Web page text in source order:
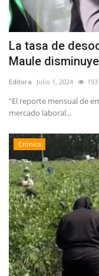
La tasa de
Maule
Editora Julio 1, 2024 193
"El reporte mensual de
mercado laboral...
Crónica